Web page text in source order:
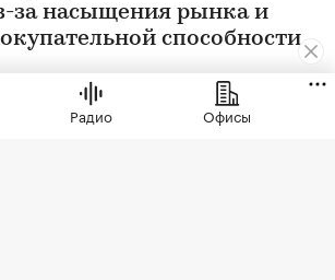
за насыщения рынка и
способности
Радио Офисы